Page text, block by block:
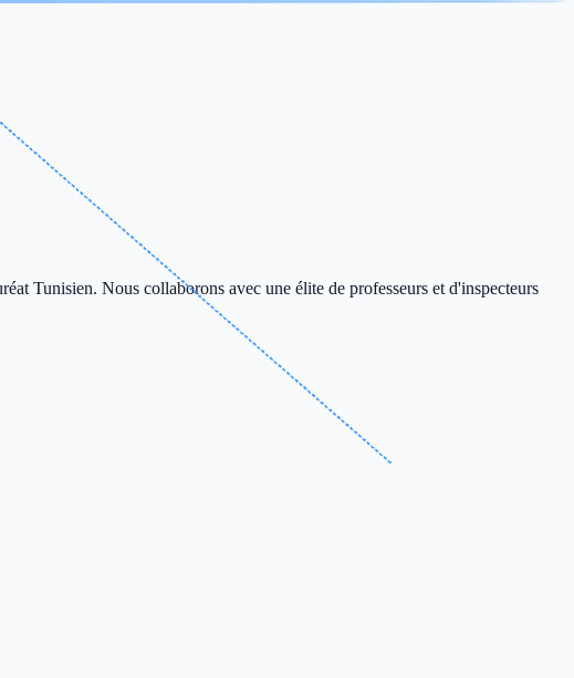
Tunisien. Nous collaborons avec une élite de professeurs et d'inspecteurs